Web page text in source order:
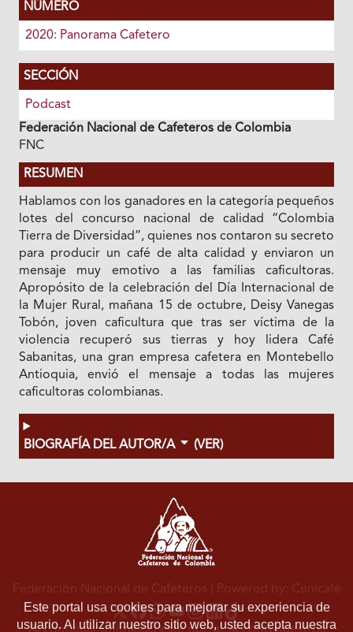
NÚMERO
2020: Panorama Cafetero
SECCIÓN
Podcast
Federación Nacional de Cafeteros de Colombia
FNC
RESUMEN
Hablamos con los ganadores en la categoría pequeños
lotes del concurso nacional de calidad “Colombia
Tierra de Diversidad”, quienes nos contaron su secreto
para producir un café de alta calidad y enviaron un
mensaje muy emotivo a las familias caficultoras.
Apropósito de la celebración del Día Internacional de
la Mujer Rural, mañana 15 de octubre, Deisy Vanegas
Tobón, joven caficultura que tras ser víctima de la
violencia recuperó sus tierras y hoy lidera Café
Sabanitas, una gran empresa cafetera en Montebello
Antioquia, envió el mensaje a todas las mujeres
caficultoras colombianas.
BIOGRAFÍA DEL AUTOR/A (VER)
Este portal usa cookies para mejorar su experiencia de
usuario. Al utilizar nuestro sitio web, usted acepta nuestra
Federación Nacional de Cafeteros | Powered by: Cenicafé
Al continuar utilizando este portal, aceptas nuestros